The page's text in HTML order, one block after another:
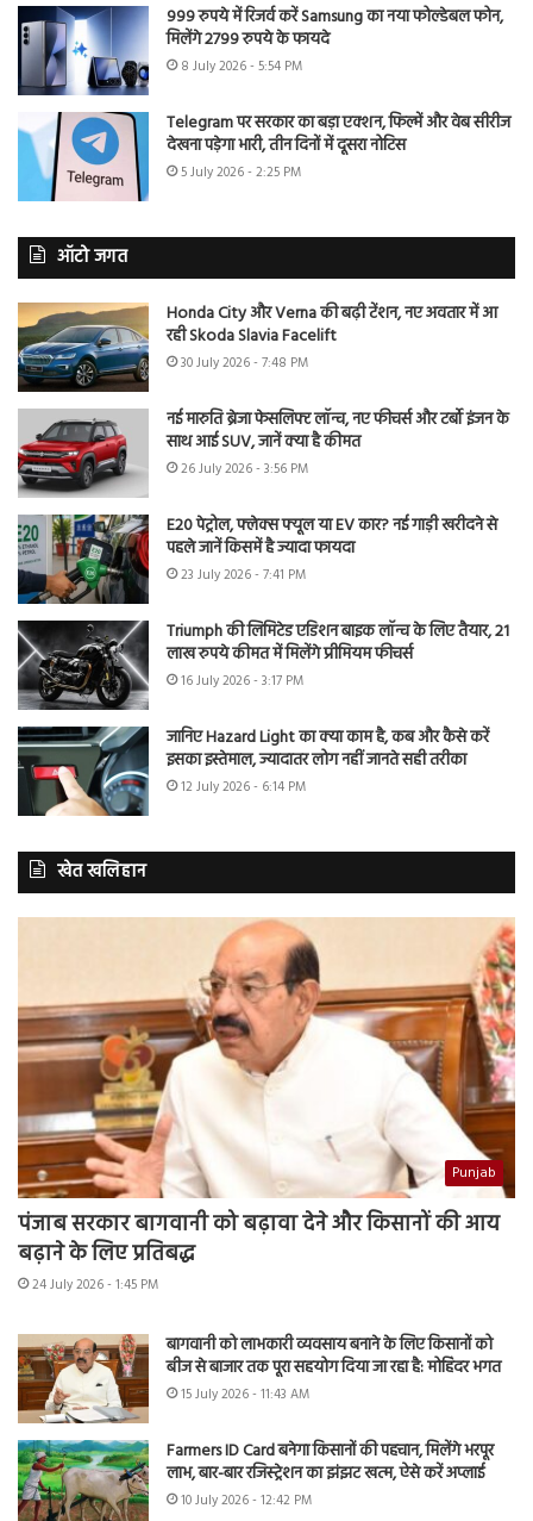
999 रुपये में रिजर्व करें Samsung का नया फोल्डेबल फोन,
मिलेंगे 2799 रुपये के फायदे
8 July 2026 - 5:54 PM
Telegram पर सरकार का बड़ा एक्शन, फिल्में और वेब सीरीज
देखना पड़ेगा भारी, तीन दिनों में दूसरा नोटिस
5 July 2026 - 2:25 PM
ऑटो जगत
Honda City और Verna की बढ़ी टेंशन, नए अवतार में आ
रही Skoda Slavia Facelift
30 July 2026 - 7:48 PM
नई मारुति ब्रेजा फेसलिफ्ट लॉन्च, नए फीचर्स और टर्बो इंजन के
साथ आई SUV, जानें क्या है कीमत
26 July 2026 - 3:56 PM
E20 पेट्रोल, फ्लेक्स फ्यूल या EV कार? नई गाड़ी खरीदने से
पहले जानें किसमें है ज्यादा फायदा
23 July 2026 - 7:41 PM
Triumph की लिमिटेड एडिशन बाइक लॉन्च के लिए तैयार, 21
लाख रुपये कीमत में मिलेंगे प्रीमियम फीचर्स
16 July 2026 - 3:17 PM
जानिए Hazard Light का क्या काम है, कब और कैसे करें
इसका इस्तेमाल, ज्यादातर लोग नहीं जानते सही तरीका
12 July 2026 - 6:14 PM
खेत खलिहान
Punjab
पंजाब सरकार बागवानी को बढ़ावा देने और किसानों की आय
बढ़ाने के लिए प्रतिबद्ध
24 July 2026 - 1:45 PM
बागवानी को लाभकारी व्यवसाय बनाने के लिए किसानों को
बीज से बाजार तक पूरा सहयोग दिया जा रहा है: मोहिंदर भगत
15 July 2026 - 11:43 AM
Farmers ID Card बनेगा किसानों की पहचान, मिलेंगे भरपूर
लाभ, बार-बार रजिस्ट्रेशन का झंझट खत्म, ऐसे करें अप्लाई
10 July 2026 - 12:42 PM